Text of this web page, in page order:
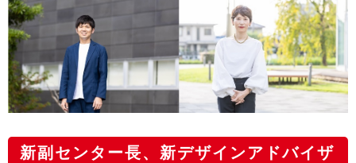
新副センター長、新デザインアドバイザ